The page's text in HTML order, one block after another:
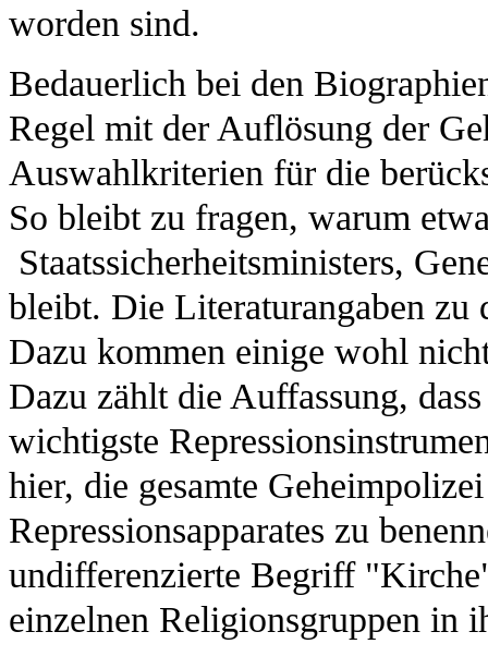
worden sind.
Bedauerlich bei den
Regel mit der Auflösung der
Auswahlkriterien für die
So bleibt zu fragen, warum
Staatssicherheitsministers,
bleibt. Die Literaturangaben zu
Dazu kommen einige wohl
Dazu zählt die Auffassung,
wichtigste
hier, die gesamte
Repressionsapparates zu
undifferenzierte Begriff
einzelnen Religionsgruppen in